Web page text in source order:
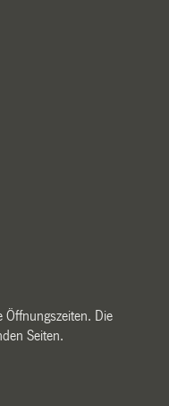
Öffnungszeiten. Die
Seiten.